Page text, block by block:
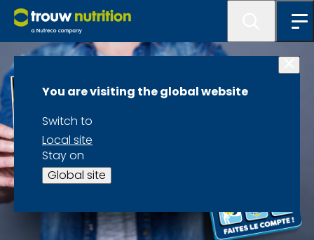
You are visiting the global website
Switch to
Local site
Stay on
Global site